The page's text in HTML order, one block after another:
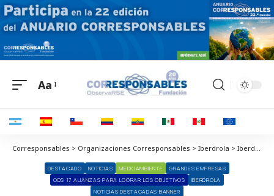
Aa
Corresponsables > Organizaciones Corresponsables > Iberdrola > Iberdrola y Marinas de España se alían para electrificar los puertos deportivos de España
DESTACADO NOTICIAS MEDIOAMBIENTE
GRANDES EMPRESAS
ODS 17 ALIANZAS PARA LOGRAR LOS OBJETIVOS
IBERDROLA
NOTICIAS DESTACADAS BANNER